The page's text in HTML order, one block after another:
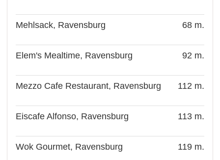
Mehlsack, Ravensburg 68 m.
Elem's Mealtime, Ravensburg 92 m.
Mezzo Cafe Restaurant, Ravensburg 112 m.
Eiscafe Alfonso, Ravensburg 113 m.
Wok Gourmet, Ravensburg 119 m.